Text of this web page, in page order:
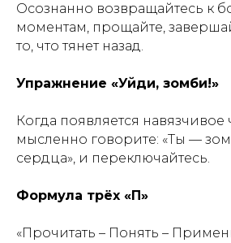
Осознанно возвращайтесь к
моментам, прощайте,
то, что тянет назад.
Упражнение «Уйди, зомби!»
Когда появляется навязчивое
мысленно говорите: «Ты —
сердца», и переключайтесь.
Формула трёх «П»
«Прочитать – Понять –